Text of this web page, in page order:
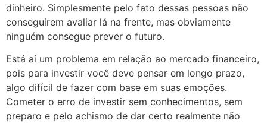
dinheiro. Simplesmente pelo fato dessas pessoas não
conseguirem avaliar lá na frente, mas obviamente
ninguém consegue prever o futuro.
Está aí um problema em relação ao mercado financeiro,
pois para investir você deve pensar em longo prazo,
algo difícil de fazer com base em suas emoções.
Cometer o erro de investir sem conhecimentos, sem
preparo e pelo achismo de dar certo realmente não